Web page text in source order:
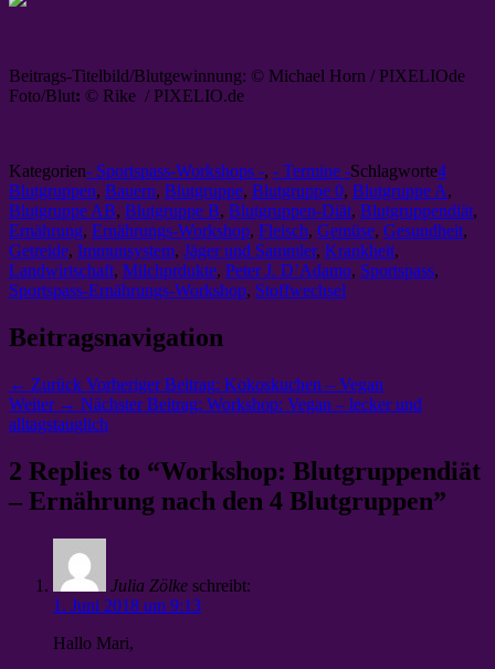
Beitrags-Titelbild/Blutgewinnung: © Michael Horn / PIXELIOde
Foto/Blut: © Rike / PIXELIO.de
Kategorien- Sportspass-Workshops -, - Termine -Schlagworte4
Blutgruppen, Bauern, Blutgruppe, Blutgruppe 0, Blutgruppe A,
Blutgruppe AB, Blutgruppe B, Blutgruppen-Diät, Blutgruppendiät,
Ernährung, Ernährungs-Workshop, Fleisch, Gemüse, Gesundheit,
Getreide, Immunsystem, Jäger und Sammler, Krankheit,
Landwirtschaft, Milchprdukte, Peter J. D’Adamo, Sportspass,
Sportspass-Ernährungs-Workshop, Stoffwechsel
Beitragsnavigation
← Zurück Vorheriger Beitrag: Kokoskuchen – Vegan
Weiter → Nächster Beitrag: Workshop: Vegan – lecker und
alltagstauglich
2 Replies to “Workshop: Blutgruppendiät
– Ernährung nach den 4 Blutgruppen”
Julia Zölke schreibt:
1. Juni 2018 um 9:13
Hallo Mari,